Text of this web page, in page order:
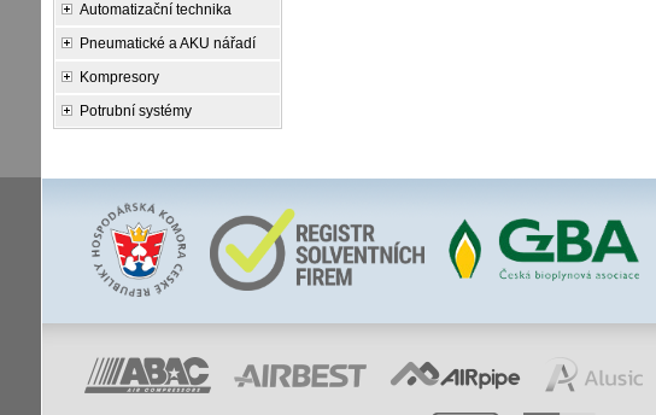
Automatizační technika
Pneumatické a AKU nářadí
Kompresory
Potrubní systémy